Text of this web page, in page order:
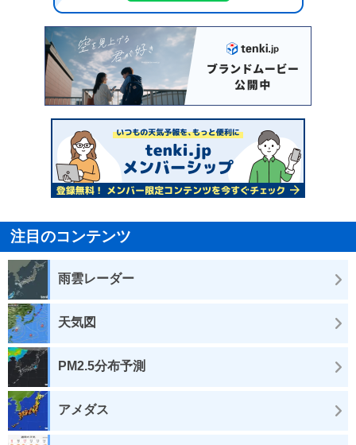
注目のコンテンツ
雨雲レーダー
天気図
PM2.5分布予測
アメダス